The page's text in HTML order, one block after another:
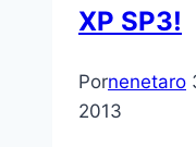
XP SP3!
Pornenetaro
2013